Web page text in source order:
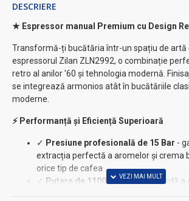
DESCRIERE
★ Espressor manual Premium cu Design
Transformă-ți bucătăria într-un spațiu de artă
espressorul Zilan ZLN2992, o combinație
retro al anilor '60 și tehnologia modernă.
se integrează armonios atât în bucătăriile
moderne.
⚡ Performanță și Eficiență Superioară
✓ Presiune profesională de 15 Bar -
extracția perfectă a aromelor și crema
orice tip de cafea
✓ Putere de 1100W- încălzire rapidă a